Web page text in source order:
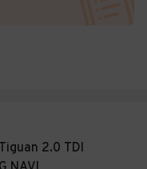
2.0 TDI